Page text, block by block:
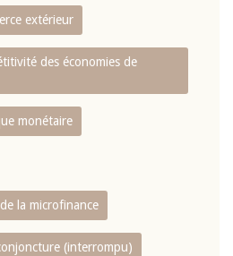
extérieur
des économies de
monétaire
la microfinance
(interrompu)